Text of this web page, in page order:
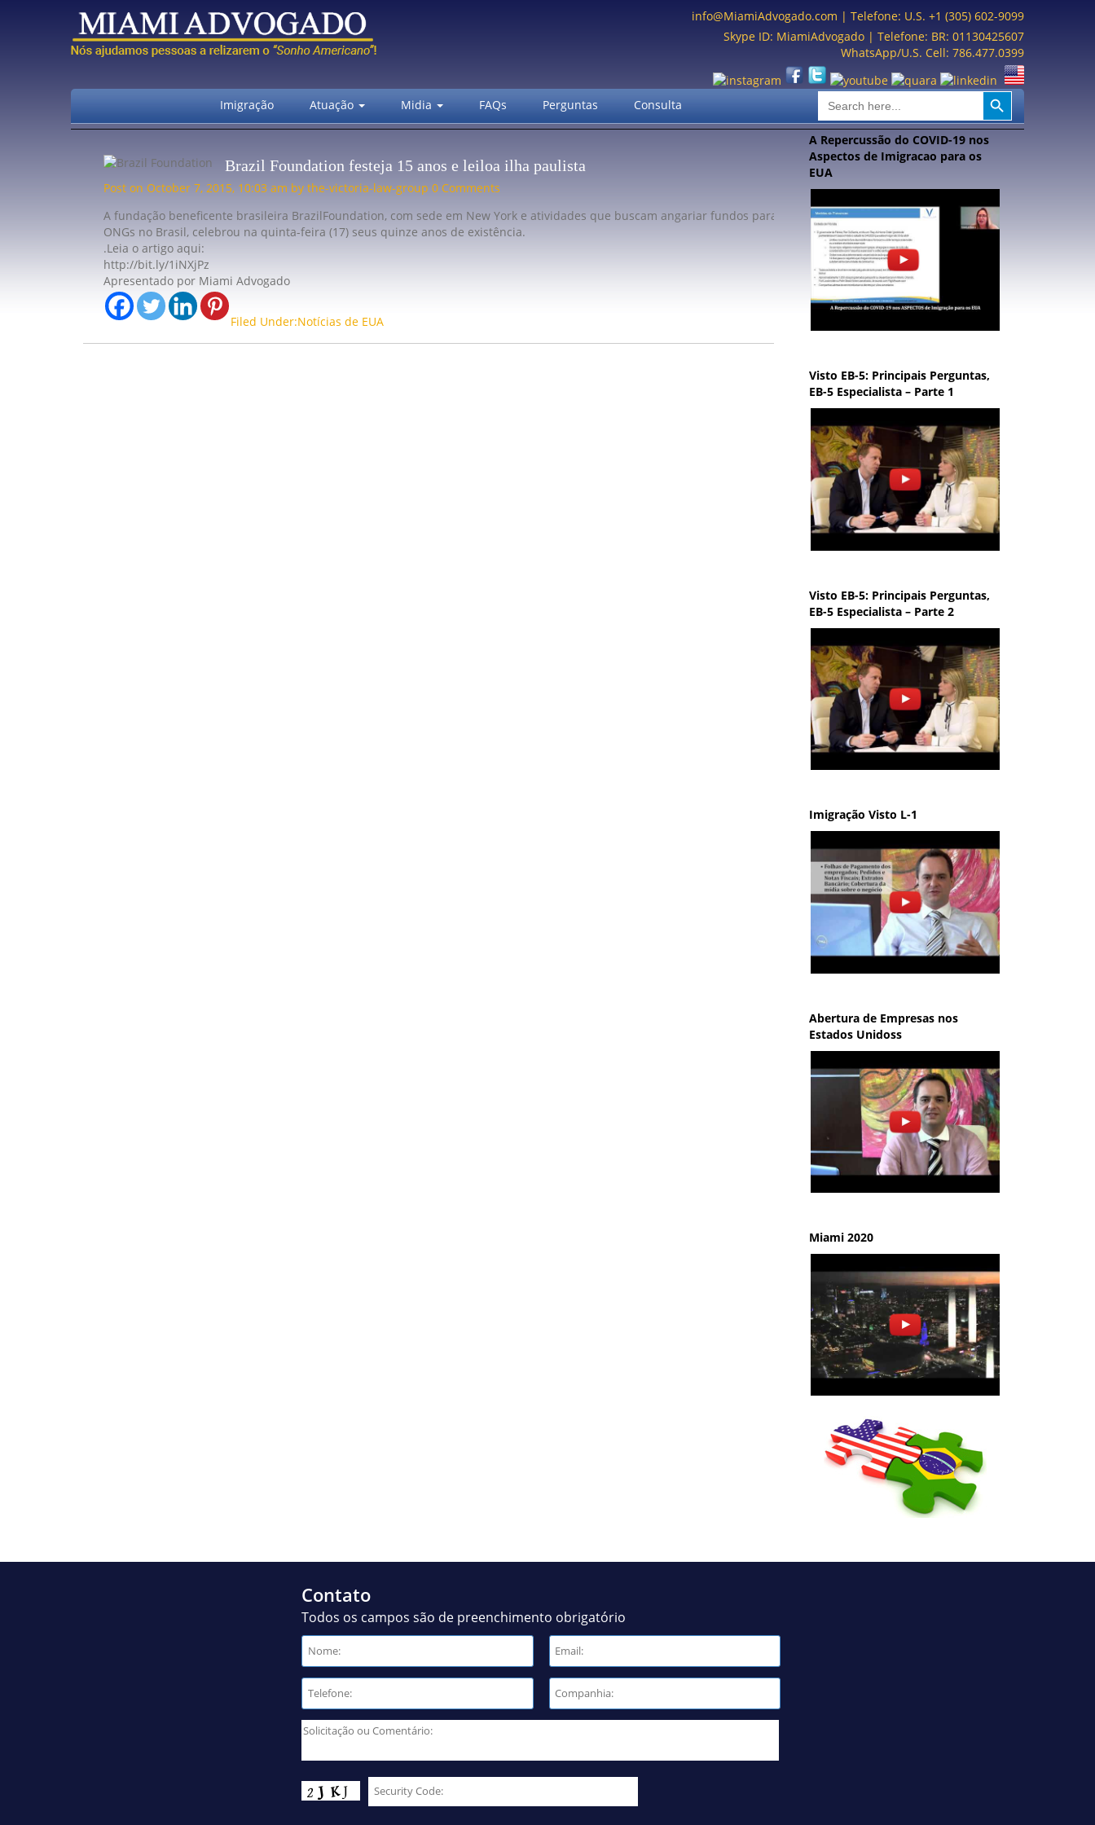
info@MiamiAdvogado.com | Telefone: U.S. +1 (305) 602-9099
Skype ID: MiamiAdvogado | Telefone: BR: 01130425607
WhatsApp/U.S. Cell: 786.477.0399
Imigração Atuação Midia FAQs Perguntas Consulta
Search
for:
Search Button
Brazil Foundation festeja 15 anos e leiloa ilha paulista
Post on October 7, 2015, 10:03 am by the-victoria-law-group 0 Comments
A fundação beneficente brasileira BrazilFoundation, com sede em New York e atividades que buscam angariar fundos para
ONGs no Brasil, celebrou na quinta-feira (17) seus quinze anos de existência.
.Leia o artigo aqui:
http://bit.ly/1iNXjPz
Apresentado por Miami Advogado
Filed Under:Notícias de EUA
A Repercussão do COVID-19 nos
Aspectos de Imigracao para os
EUA
Visto EB-5: Principais Perguntas,
EB-5 Especialista – Parte 1
Visto EB-5: Principais Perguntas,
EB-5 Especialista – Parte 2
Imigração Visto L-1
Abertura de Empresas nos
Estados Unidoss
Miami 2020
Contato
Todos os campos são de preenchimento obrigatório